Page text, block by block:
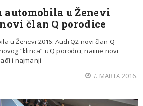
automobila u Ženevi
član Q porodice
u Ženevi 2016: Audi Q2 novi član Q
“klinca” u Q porodici, naime novi
i najmanji
7. MARTA 2016.